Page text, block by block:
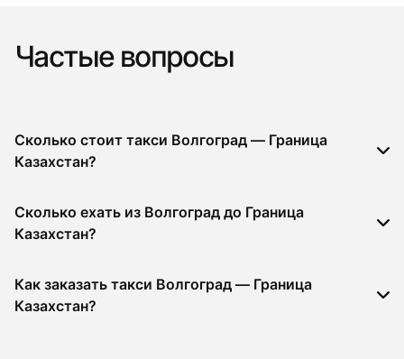
Частые вопросы
Сколько стоит такси Волгоград — Граница
Казахстан?
Сколько ехать из Волгоград до Граница
Казахстан?
Как заказать такси Волгоград — Граница
Казахстан?